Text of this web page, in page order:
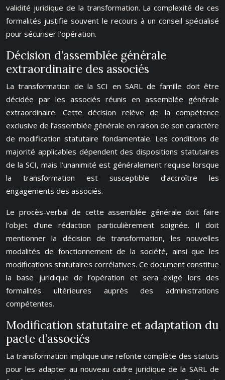
validité juridique de la transformation. La complexité de ces
formalités justifie souvent le recours à un conseil spécialisé
pour sécuriser l’opération.
Décision d’assemblée générale
extraordinaire des associés
La transformation de la SCI en SARL de famille doit être
décidée par les associés réunis en assemblée générale
extraordinaire. Cette décision relève de la compétence
exclusive de l’assemblée générale en raison de son caractère
de modification statutaire fondamentale. Les conditions de
majorité applicables dépendent des dispositions statutaires
de la SCI, mais l’unanimité est généralement requise lorsque
la transformation est susceptible d’accroître les
engagements des associés.
Le procès-verbal de cette assemblée générale doit faire
l’objet d’une rédaction particulièrement soignée. Il doit
mentionner la décision de transformation, les nouvelles
modalités de fonctionnement de la société, ainsi que les
modifications statutaires corrélatives. Ce document constitue
la base juridique de l’opération et sera exigé lors des
formalités ultérieures auprès des administrations
compétentes.
Modification statutaire et adaptation du
pacte d’associés
La transformation implique une refonte complète des statuts
pour les adapter au nouveau cadre juridique de la SARL de